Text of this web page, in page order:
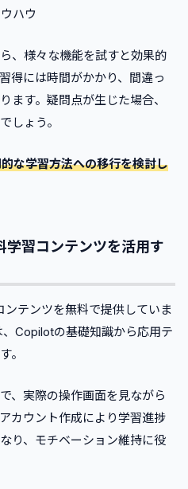
ハウ
、様々な機能を試すと効果的
得には時間がかかり、間違っ
ます。疑問点が生じた場合、
しょう。
な学習方法への移行を検討し
習コンテンツを活用す
テンツを無料で提供していま
Copilotの基礎知識から応用テ
。
、実際の操作画面を見ながら
カウント作成により学習進捗
り、モチベーション維持に役